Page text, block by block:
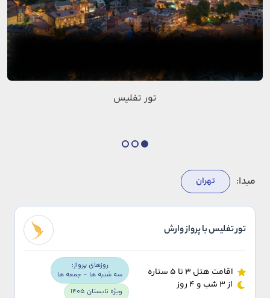
تور تفلیس
مبدا: تهران
تور تفلیس با پرواز وارش
اقامت هتل 3 تا 5 ستاره
از 3 شب و 4 روز
روزهای پرواز:
سه شنبه ها - جمعه ها
ویژه تابستان 1405